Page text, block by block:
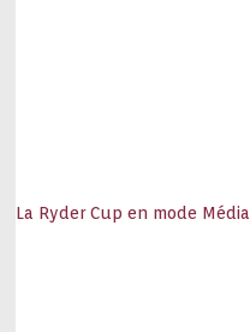
La Ryder Cup en mode Média